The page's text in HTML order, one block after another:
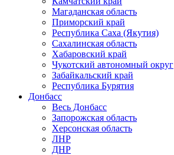
Магаданская область
Приморский край
Республика Саха (Якутия)
Сахалинская область
Хабаровский край
Чукотский автономный округ
Забайкальский край
Республика Бурятия
Донбасс
Весь Донбасс
Запорожская область
Херсонская область
ЛНР
ДНР